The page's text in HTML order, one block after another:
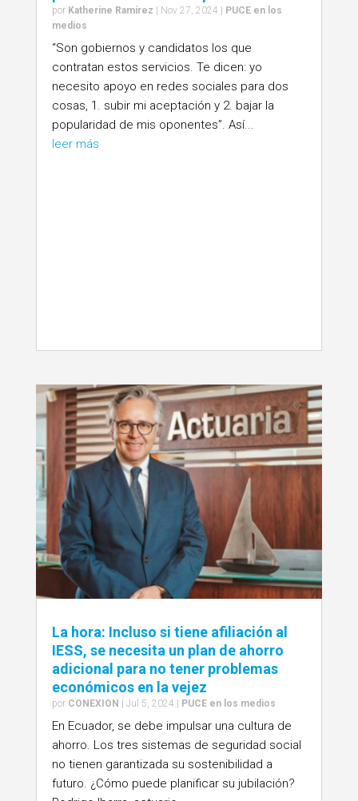
por Katherine Ramírez Nov 27, 2024
PUCE en los
medios
“Son gobiernos y candidatos los que
contratan estos servicios. Te dicen: yo
necesito apoyo en redes sociales para dos
cosas, 1. subir mi aceptación y 2. bajar la
popularidad de mis oponentes”. Así...
leer más
La hora: Incluso si tiene afiliación al
IESS, se necesita un plan de ahorro
adicional para no tener problemas
económicos en la vejez
por CONEXION Jul 5, 2024 PUCE en los medios
En Ecuador, se debe impulsar una cultura de
ahorro. Los tres sistemas de seguridad social
no tienen garantizada su sostenibilidad a
futuro. ¿Cómo puede planificar su jubilación?